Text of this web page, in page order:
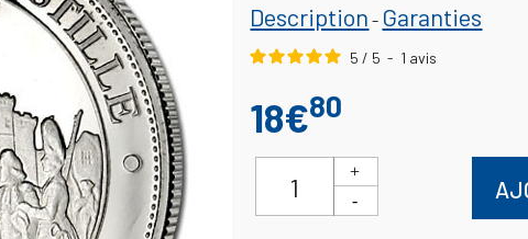
Description - Garanties
5 / 5 - 1 avis
18€80